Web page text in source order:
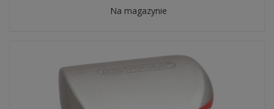
Na magazynie